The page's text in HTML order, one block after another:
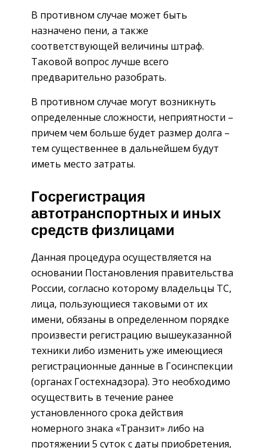
В противном случае может быть
назначено пени, а также
соответствующей величины штраф.
Таковой вопрос лучше всего
предварительно разобрать.
В противном случае могут возникнуть
определенные сложности, неприятности –
причем чем больше будет размер долга –
тем существеннее в дальнейшем будут
иметь место затраты.
Госрегистрация
автотранспортных и иных
средств физлицами
Данная процедура осуществляется на
основании Постановления правительства
России, согласно которому владельцы ТС,
лица, пользующиеся таковыми от их
имени, обязаны в определенном порядке
произвести регистрацию вышеуказанной
техники либо изменить уже имеющиеся
регистрационные данные в Госинспекции
(органах Гостехнадзора). Это необходимо
осуществить в течение ранее
установленного срока действия
номерного знака «Транзит» либо на
протяжении 5 суток с даты приобретения,